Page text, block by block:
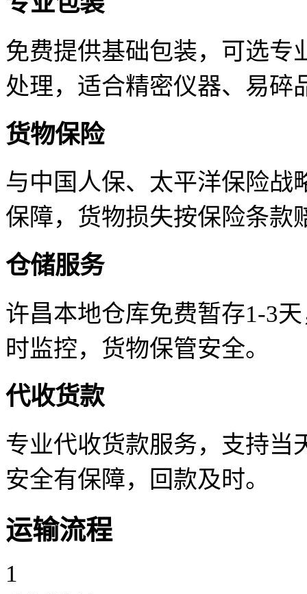
免费提供基础包装，可选专
处理，适合精密仪器、易碎
货物保险
与中国人保、太平洋保险战
保障，货物损失按保险条款
仓储服务
许昌本地仓库免费暂存1-3
时监控，货物保管安全。
代收货款
专业代收货款服务，支持当
安全有保障，回款及时。
运输流程
1